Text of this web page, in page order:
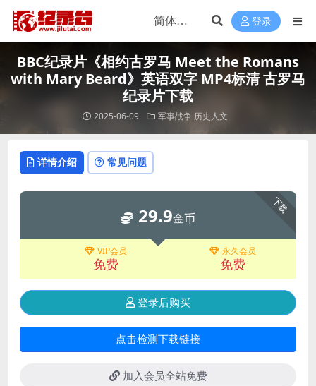
登录
BBC纪录片《相约古罗马 Meet the Romans
with Mary Beard》英语双字 MP4标清 古罗马
纪录片下载
2025-06-09 军事战争 历史人文
详情介绍 常见问题
下载
29.9金币
VIP会员
免费
永久会员
免费
登录后购买
点击检测下载链接
加入会员全站免费